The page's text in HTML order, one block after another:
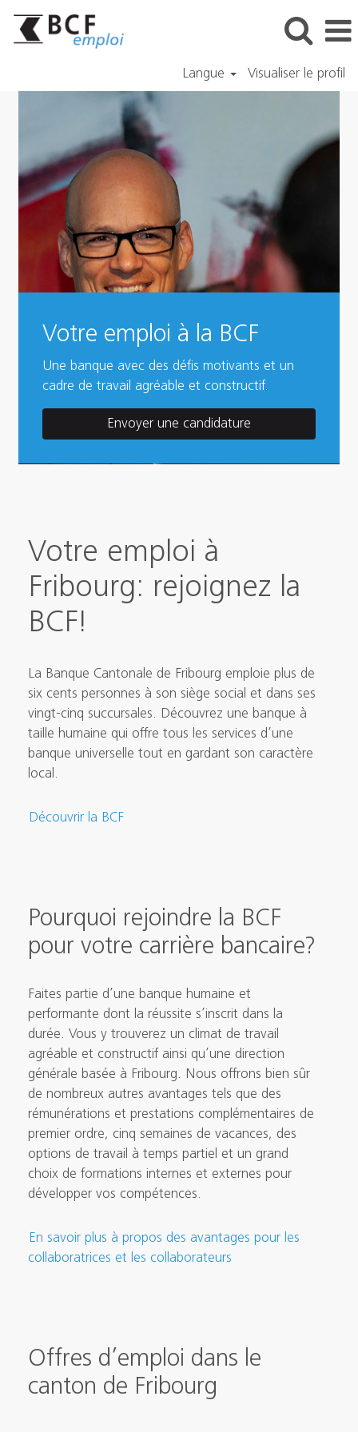
Langue Visualiser le profil
Votre emploi à la BCF
Une banque avec des défis motivants et un
cadre de travail agréable et constructif.
Envoyer une candidature
Votre emploi à
Fribourg: rejoignez la
BCF!
La Banque Cantonale de Fribourg emploie plus de
six cents personnes à son siège social et dans ses
vingt-cinq succursales. Découvrez une banque à
taille humaine qui offre tous les services d’une
banque universelle tout en gardant son caractère
local.
Découvrir la BCF
Pourquoi rejoindre la BCF
pour votre carrière bancaire?
Faites partie d’une banque humaine et
performante dont la réussite s’inscrit dans la
durée. Vous y trouverez un climat de travail
agréable et constructif ainsi qu’une direction
générale basée à Fribourg. Nous offrons bien sûr
de nombreux autres avantages tels que des
rémunérations et prestations complémentaires de
premier ordre, cinq semaines de vacances, des
options de travail à temps partiel et un grand
choix de formations internes et externes pour
développer vos compétences.
En savoir plus à propos des avantages pour les
collaboratrices et les collaborateurs
Offres d’emploi dans le
canton de Fribourg